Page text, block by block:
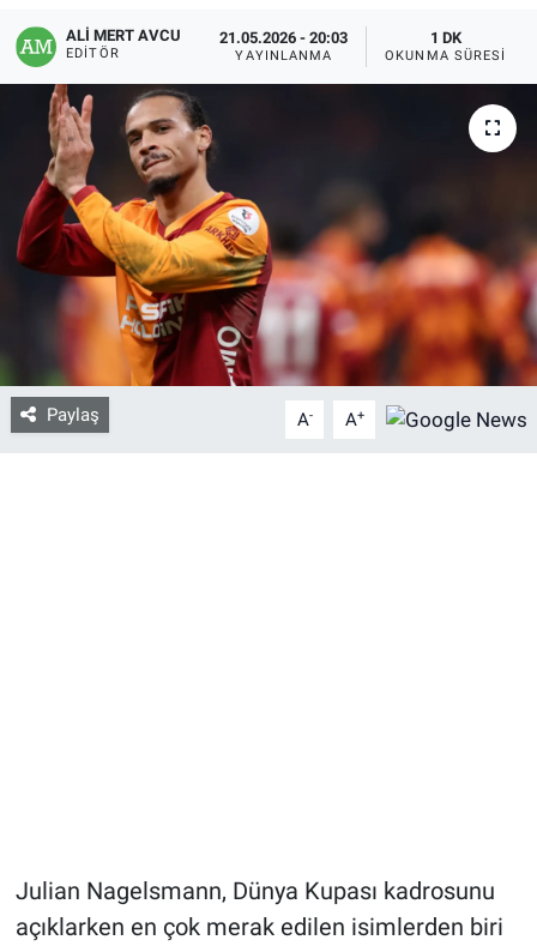
ALI MERT AVCU
EDITÖR
21.05.2026 - 20:03
YAYINLANMA
1 DK
OKUNMA SÜRESI
Paylaş A- A+
Julian Nagelsmann, Dünya Kupası kadrosunu
açıklarken en çok merak edilen isimlerden biri
RESMİ İLANLAR
İLAN
Bize ulaşın
İletişim/Künye
Yaşam
Gözden Kaçmasın
İletişim (Künye)